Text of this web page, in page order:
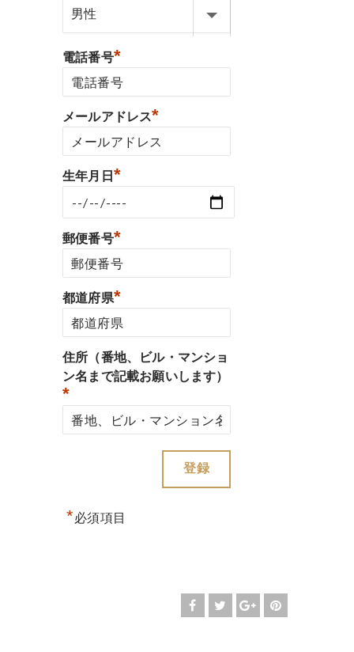
電話番号*
メールアドレス*
生年月日 *
郵便番号*
都道府県*
住所（番地、ビル・マンショ
ン名まで記載お願いします）
*
*必須項目